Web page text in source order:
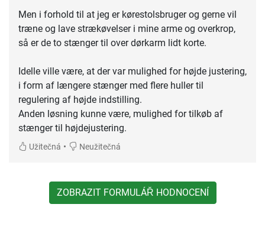
Men i forhold til at jeg er kørestolsbruger og gerne vil
træne og lave strækøvelser i mine arme og overkrop,
så er de to stænger til over dørkarm lidt korte.
Idelle ville være, at der var mulighed for højde justering,
i form af længere stænger med flere huller til
regulering af højde indstilling.
Anden løsning kunne være, mulighed for tilkøb af
stænger til højdejustering.
Užitečná • Neužitečná
ZOBRAZIT FORMULÁŘ HODNOCENÍ